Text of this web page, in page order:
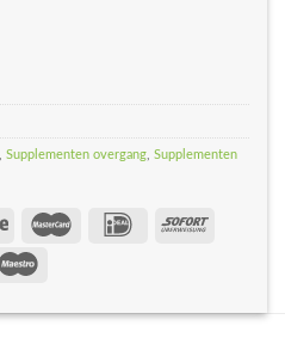
Supplementen overgang Supplementen